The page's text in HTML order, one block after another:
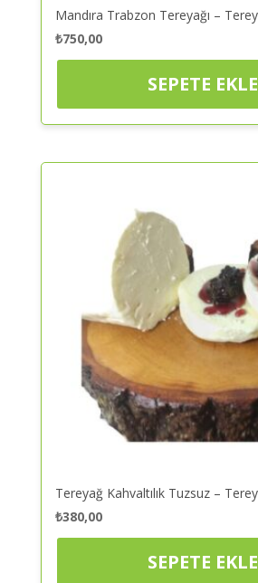
₺750,00
SEPETE EKLE
₺380,00
SEPETE EKLE